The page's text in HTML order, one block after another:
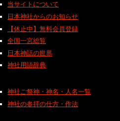
当サイトについて
日本神社からのお知らせ
【休止中】無料会員登録
全国一宮総覧
日本神話の世界
神社用語辞典
神社ご祭神・神名・人名一覧
神社の参拝の仕方・作法